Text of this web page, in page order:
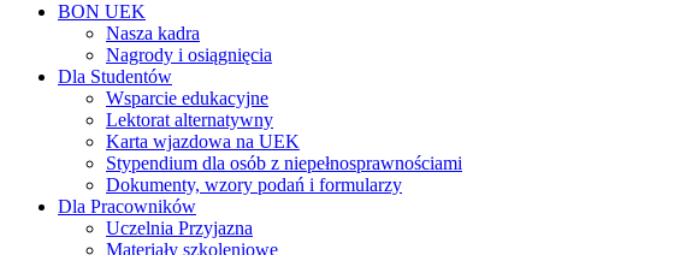
BON UEK
Nasza kadra
Nagrody i osiągnięcia
Dla Studentów
Wsparcie edukacyjne
Lektorat alternatywny
Karta wjazdowa na UEK
Stypendium dla osób z niepełnosprawnościami
Dokumenty, wzory podań i formularzy
Dla Pracowników
Uczelnia Przyjazna
Materiały szkoleniowe